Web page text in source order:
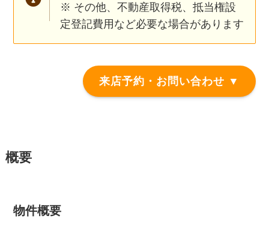
※ その他、不動産取得税、抵当権設
定登記費用など必要な場合があります
来店予約・お問い合わせ ▼
概要
物件概要